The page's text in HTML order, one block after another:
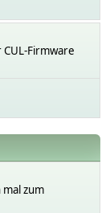
Firmware
zum